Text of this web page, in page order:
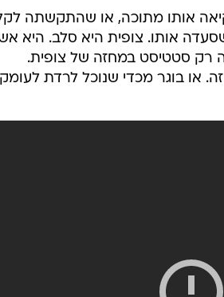
אותו מתוכה, או שהתקשתה
אותו. צופית היא סלב. היא
רק סטטיסט במחזה של צופית.
או בוגר מכדי שנוכל לרדת